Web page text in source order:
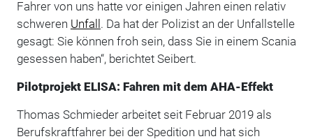
Fahrer von uns hatte vor einigen Jahren einen relativ
schweren Unfall. Da hat der Polizist an der Unfallstelle
gesagt: Sie können froh sein, dass Sie in einem Scania
gesessen haben“, berichtet Seibert.
Pilotprojekt ELISA: Fahren mit dem AHA-Effekt
Thomas Schmieder arbeitet seit Februar 2019 als
Berufskraftfahrer bei der Spedition und hat sich